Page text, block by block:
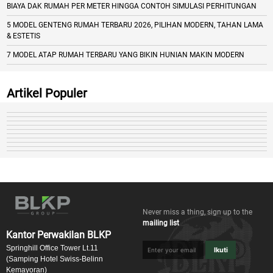
BIAYA DAK RUMAH PER METER HINGGA CONTOH SIMULASI PERHITUNGAN
5 MODEL GENTENG RUMAH TERBARU 2026, PILIHAN MODERN, TAHAN LAMA
& ESTETIS
7 MODEL ATAP RUMAH TERBARU YANG BIKIN HUNIAN MAKIN MODERN
Artikel Populer
Kantor Perwakilan BLKP
Springhill Office Tower Lt.11
(Samping Hotel Swiss-Belinn
Kemayoran)
Never miss a thing, sign up to the
mailing list
Ikuti